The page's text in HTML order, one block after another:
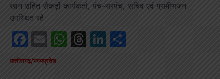
खान सहित सैकड़ों कार्यकर्ता, पंच-सरपंच, सचिव एवं ग्रामीणजन
उपस्थित रहे।
Facebook
EmailWhatsApp
Threads
LinkedIn
छत्तीसगढ़/मध्यप्रदेश